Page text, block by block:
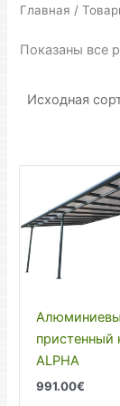
Главная /
Показаны все
пристенный
ALPHA
991.00€